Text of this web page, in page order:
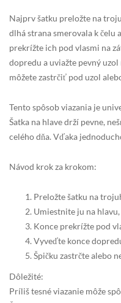
Najprv šatku preložte na
dlhá strana smerovala k čelu
prekrížte ich pod vlasmi na
dopredu a uviažte pevný
môžete zastrčiť pod uzol
Tento spôsob viazania je
Šatka na hlave drží pevne,
celého dňa. Vďaka
Návod krok za krokom:
Preložte šatku na
Umiestnite ju na
Konce prekrížte pod
Vyveďte konce
Špičku zastrčte alebo
Dôležité:
Príliš tesné viazanie môže